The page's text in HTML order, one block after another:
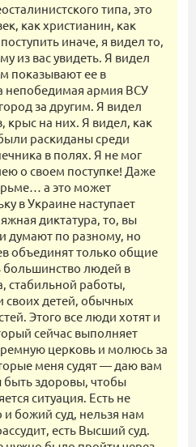
типа, это
как христианин, как
иначе, я видел то,
из вас увидеть. Я видел
показывают ее в
непобедимая армия ВСУ
за другим. Я видел
крыс на них. Я видел, как
раскиданы среди
в полях. Я не мог
о своем поступке! Даже
а это может
в Украине наступает
диктатура, то, вы
думают по разному, но
объединят только общие
людей в
стабильной работы,
своих детей, обычных
Этого все люди хотят и
сейчас выполняет
церковь и молюсь за
меня судят — даю вам
здоровы, чтобы
ситуация. Есть не
божий суд, нельзя нам
есть Высший суд.